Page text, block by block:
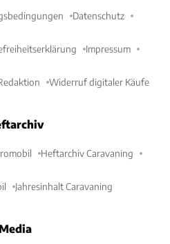
Datenschutz
Impressum
Widerruf digitaler Käufe
Heftarchiv Caravaning
Jahresinhalt Caravaning
Media